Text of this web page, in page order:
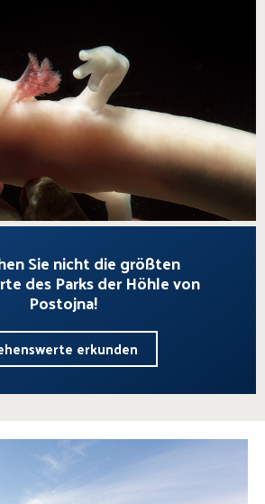
Sie nicht die größten
des Parks der Höhle von
Postojna!
erkunden